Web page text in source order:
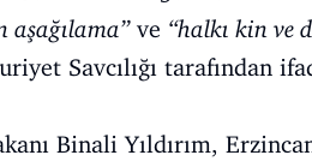
aşağılama”ve “halkı kin ve
Savcılığı tarafından
Binali Yıldırım,